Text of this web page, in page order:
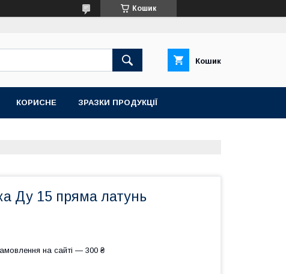
Кошик
Кошик
КОРИСНЕ ЗРАЗКИ ПРОДУКЦІЇ
Ду 15 пряма латунь
на сайті — 300 ₴